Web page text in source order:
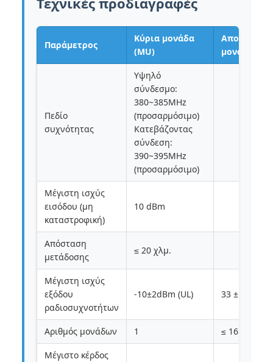
Παράμετρος
Κύρια μονάδα
(MU)
μονάδα
Πεδίο
συχνότητας
Υψηλό
σύνδεσμο:
380~385MHz
(προσαρμόσιμο)
Κατεβάζοντας
σύνδεση:
390~395MHz
(προσαρμόσιμο)
Μέγιστη ισχύς
εισόδου (μη
καταστροφική)
10 dBm
Απόσταση
μετάδοσης
≤ 20 χλμ.
Μέγιστη ισχύς
εξόδου
ραδιοσυχνοτήτων
-10±2dBm (UL) 33 ± 2 dBm
Αριθμός μονάδων 1 ≤ 16
Μέγιστο κέρδος